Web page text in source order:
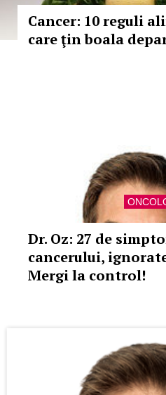
Cancer: 10 reguli
care ţin boala
Dr. Oz: 27 de
cancerului,
Mergi la control!